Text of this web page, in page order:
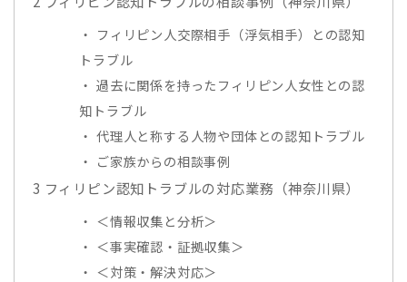
フィリピン人交際相手（浮気相手）との認知
トラブル
過去に関係を持ったフィリピン人女性との認
知トラブル
代理人と称する人物や団体との認知トラブル
ご家族からの相談事例
3 フィリピン認知トラブルの対応業務（神奈川県）
＜情報収集と分析＞
＜事実確認・証拠収集＞
＜対策・解決対応＞